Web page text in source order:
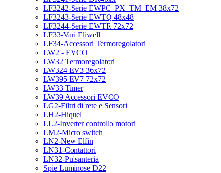
LF3242-Serie EWPC_PX_TM_EM 38x72
LF3243-Serie EWTQ 48x48
LF3244-Serie EWTR 72x72
LF33-Vari Eliwell
LF34-Accessori Termoregolatori
LW2 - EVCO
LW32 Termoregolatori
LW324 EV3 36x72
LW395 EV7 72x72
LW33 Timer
LW39 Accessori EVCO
LG2-Filtri di rete e Sensori
LH2-Hiquel
LL2-Inverter controllo motori
LM2-Micro switch
LN2-New Elfin
LN31-Contattori
LN32-Pulsanteria
Spie Luminose D22